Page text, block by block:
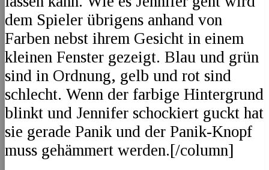
dem Spieler übrigens anhand von
Farben nebst ihrem Gesicht in einem
kleinen Fenster gezeigt. Blau und grün
sind in Ordnung, gelb und rot sind
schlecht. Wenn der farbige Hintergrund
blinkt und Jennifer schockiert guckt hat
sie gerade Panik und der Panik-Knopf
muss gehämmert werden.[/column]